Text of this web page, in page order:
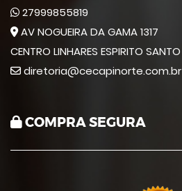
27999855819
AV NOGUEIRA DA GAMA 1317
CENTRO LINHARES ESPIRITO SANTO
diretoria@cecapinorte.com.br
COMPRA SEGURA